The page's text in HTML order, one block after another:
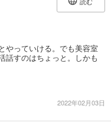
やっていける。でも美容室
話すのはちょっと。しかも
2022年02月03日